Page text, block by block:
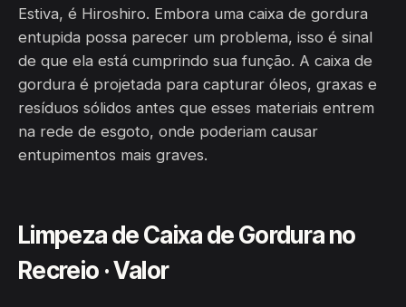
Estiva, é Hiroshiro. Embora uma caixa de gordura
entupida possa parecer um problema, isso é sinal
de que ela está cumprindo sua função. A caixa de
gordura é projetada para capturar óleos, graxas e
resíduos sólidos antes que esses materiais entrem
na rede de esgoto, onde poderiam causar
entupimentos mais graves.
Limpeza de Caixa de Gordura no
Recreio · Valor